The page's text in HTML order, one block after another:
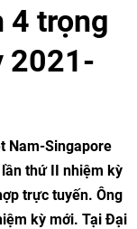
4 trọng
2021-
Nam-Singapore
thứ II nhiệm kỳ
trực tuyến. Ông
kỳ mới. Tại Đại